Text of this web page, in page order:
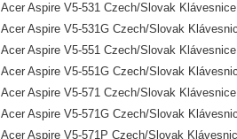
Acer Aspire V5-531 Czech/Slovak Klávesnice
Acer Aspire V5-531G Czech/Slovak
Acer Aspire V5-551 Czech/Slovak Klávesnice
Acer Aspire V5-551G Czech/Slovak
Acer Aspire V5-571 Czech/Slovak Klávesnice
Acer Aspire V5-571G Czech/Slovak
Acer Aspire V5-571P Czech/Slovak